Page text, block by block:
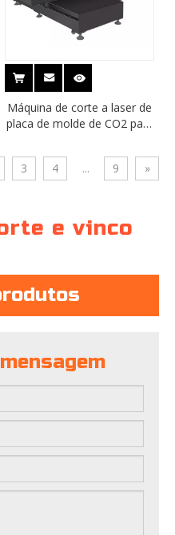
Máquina de corte a laser de
placa de molde de CO2 para
metálicos
3 4 ... 9 »
e vinco